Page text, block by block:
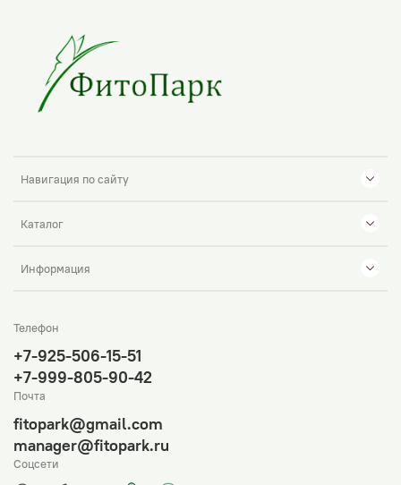
Навигация по сайту
Каталог
Информация
Телефон
+7-925-506-15-51
+7-999-805-90-42
Почта
fitopark@gmail.com
manager@fitopark.ru
Соцсети